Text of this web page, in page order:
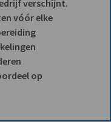
verschijnt.
vóór elke
op